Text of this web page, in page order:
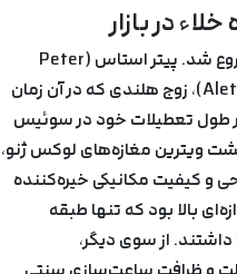
در بازار
همه چیز از اواخر دهه ۱۹۸۰ میلادی شروع شد. پیتر استاس (Peter
Stas) و همسرش آلتا باکس (Aletta Bax)، زوج هلندی که در آن زمان
طول تعطیلات خود در سوئیس
ویترین مغازه‌های لوکس ژنو،
و کیفیت مکانیکی خیره‌کننده
بالا بود که تنها طبقه
از سوی دیگر،